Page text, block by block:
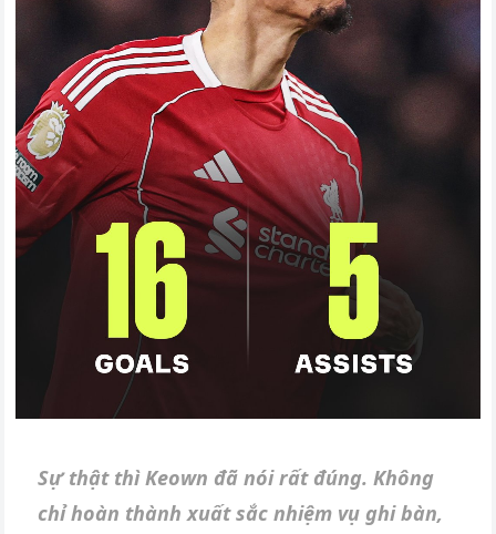
Sự thật thì Keown đã nói rất đúng. Không
chỉ hoàn thành xuất sắc nhiệm vụ ghi bàn,